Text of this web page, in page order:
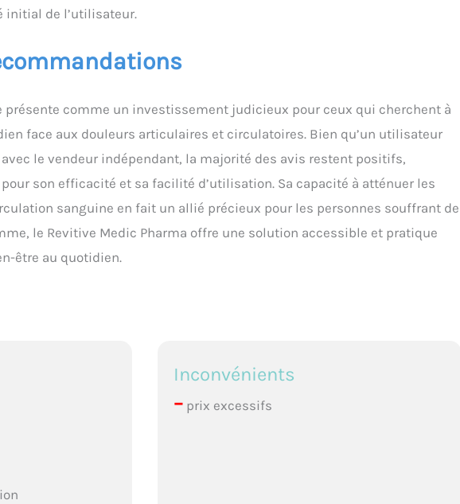
initial de l’utilisateur.
présente comme un investissement judicieux pour ceux qui cherchent à
face aux douleurs articulaires et circulatoires. Bien qu’un utilisateur
le vendeur indépendant, la majorité des avis restent positifs,
son efficacité et sa facilité d’utilisation. Sa capacité à atténuer les
sanguine en fait un allié précieux pour les personnes souffrant de
le Revitive Medic Pharma offre une solution accessible et pratique
être au quotidien.
Inconvénients
–prix excessifs